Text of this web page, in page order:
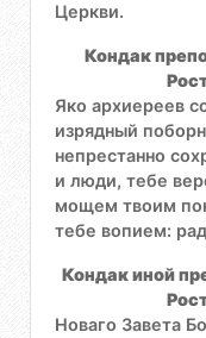
Церкви.
Кондак
Яко архиереев
изрядный
непрестанно
и люди, тебе
мощем твоим
тебе вопием:
Кондак иной
Новаго Завета